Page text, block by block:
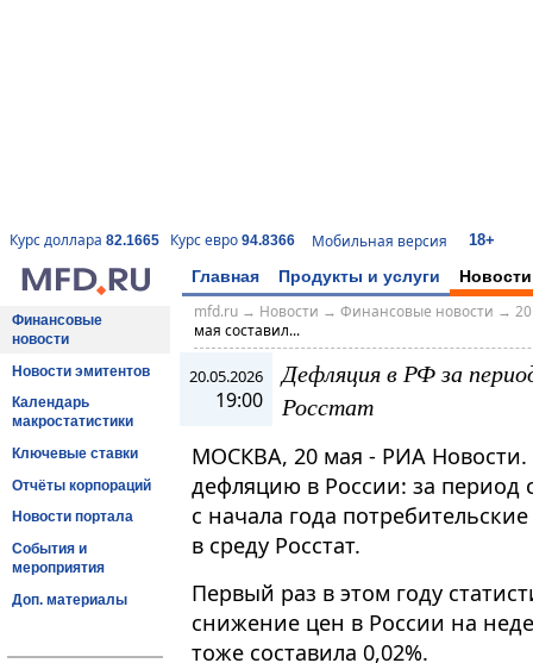
Курс доллара 82.1665 Курс евро 94.8366 Мобильная версия 18+
Главная Продукты и услуги Новости
Финансовые
новости
Новости эмитентов
Календарь
макростатистики
Ключевые ставки
Отчёты корпораций
Новости портала
События и
мероприятия
Доп. материалы
mfd.ru→ Новости → Финансовые новости →
мая составил...
20.05.2026
19:00
Дефляция в РФ за
Росстат
МОСКВА, 20 мая - РИА Новости.
дефляцию в России: за период
с начала года
в среду Росстат.
Первый раз в этом году
снижение цен в России на
тоже составила 0,02%​​​.